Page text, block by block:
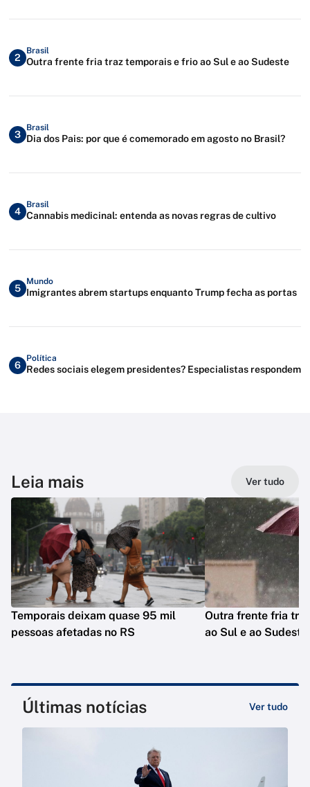
2
Brasil
Outra frente fria traz temporais e frio ao Sul e ao Sudeste
3
Brasil
Dia dos Pais: por que é comemorado em agosto no Brasil?
4
Brasil
Cannabis medicinal: entenda as novas regras de cultivo
5
Mundo
Imigrantes abrem startups enquanto Trump fecha as portas
6
Política
Redes sociais elegem presidentes? Especialistas respondem
Leia mais Ver tudo
Temporais deixam quase 95 mil
pessoas afetadas no RS
Outra frente fria
ao Sul e ao Sudeste
Últimas notícias Ver tudo